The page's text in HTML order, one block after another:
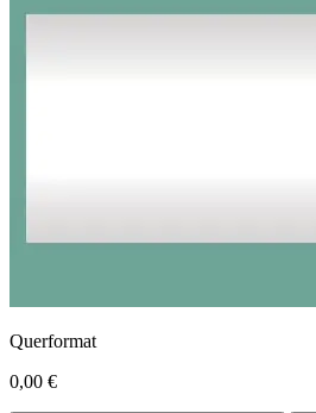
Querformat
0,00 €